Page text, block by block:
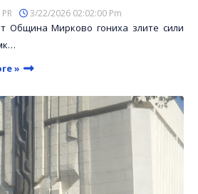
3/22/2026 02:02:00 Pm
Община Мирково гониха злите сили
»